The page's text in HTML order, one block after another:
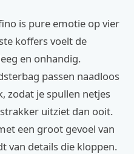
is pure emotie op vier
koffers voelt de
en onhandig.
passen naadloos
zodat je spullen netjes
uitziet dan ooit.
een groot gevoel van
van details die kloppen.